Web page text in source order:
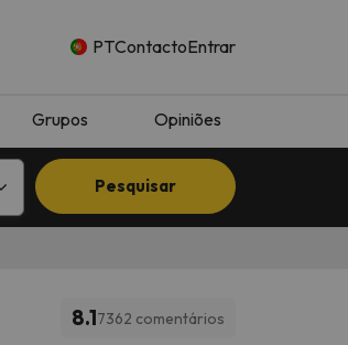
PTContactoEntrar
Grupos Opiniões
Pesquisar
8.17362 comentários